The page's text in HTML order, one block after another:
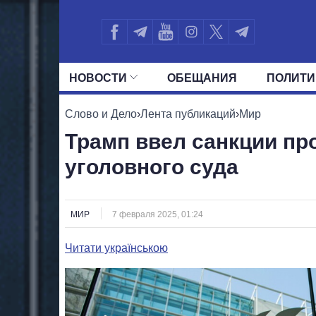
НОВОСТИ ОБЕЩАНИЯ
ВСЕ ПОЛИТИКИ ПРЕЗИДЕНТ И
Слово и Дело›Лента публикаций›Мир
Трамп ввел санкции
уголовного суда
МИР 7 февраля 2025, 01:24
Читати українською